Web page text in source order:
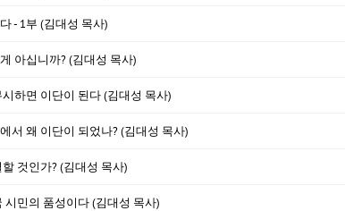
- 1부 (김대성 목사)
아십니까? (김대성 목사)
하면 이단이 된다 (김대성 목사)
서 왜 이단이 되었나? (김대성 목사)
것인가? (김대성 목사)
시민의 품성이다 (김대성 목사)